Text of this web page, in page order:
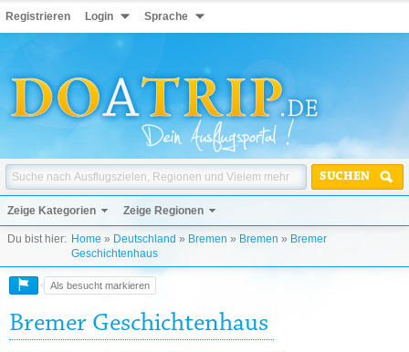
Registrieren Login Sprache
SUCHEN
Zeige Kategorien Zeige Regionen
Du bist hier: Home » Deutschland » Bremen » Bremen » Bremer
Geschichtenhaus
Als besucht markieren
Bremer Geschichtenhaus